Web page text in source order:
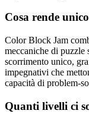
Cosa rende
Color Block Jam
meccaniche di puzzle
scorrimento unico,
impegnativi che
capacità di problem-
Quanti livelli ci